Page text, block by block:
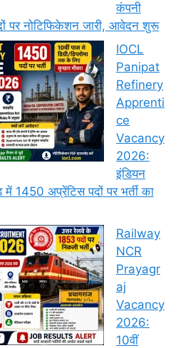
कंपनी
पर नोटिफिकेशन जारी, आवेदन शुरू
IOCL
Panipat
Refinery
Apprenti
ce
Vacancy
2026:
इंडियन
1450 अप्रेंटिस पदों पर भर्ती का
Railway
NCR
Prayagr
aj
Vacancy
2026:
10वीं